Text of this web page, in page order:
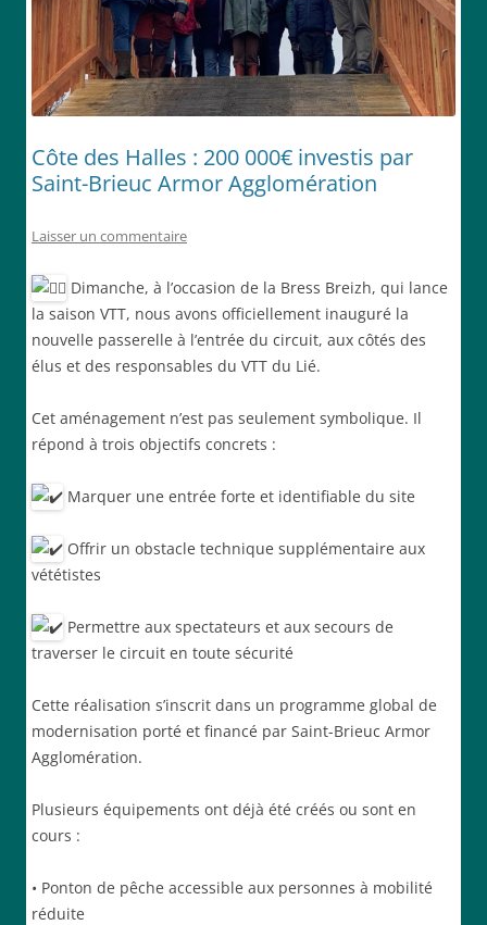
Côte des Halles : 200 000€ investis par
Saint-Brieuc Armor Agglomération
Laisser un commentaire
Dimanche, à l’occasion de la Bress Breizh, qui lance
la saison VTT, nous avons officiellement inauguré la
nouvelle passerelle à l’entrée du circuit, aux côtés des
élus et des responsables du VTT du Lié.
Cet aménagement n’est pas seulement symbolique. Il
répond à trois objectifs concrets :
Marquer une entrée forte et identifiable du site
Offrir un obstacle technique supplémentaire aux
vététistes
Permettre aux spectateurs et aux secours de
traverser le circuit en toute sécurité
Cette réalisation s’inscrit dans un programme global de
modernisation porté et financé par Saint-Brieuc Armor
Agglomération.
Plusieurs équipements ont déjà été créés ou sont en
cours :
• Ponton de pêche accessible aux personnes à mobilité
réduite